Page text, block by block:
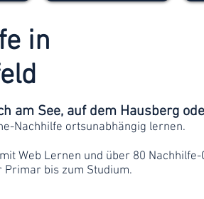
in
am See, auf dem Hausberg
Nachhilfe ortsunabhängig lernen.
Web Lernen und über 80
Primar bis zum Studium.